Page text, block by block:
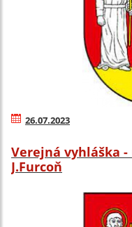
26.07.2023
Verejná vyhláška
J.Furcoň